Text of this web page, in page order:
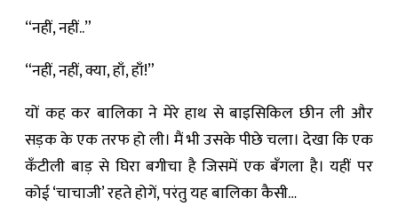
“नहीं, नहीं..”
“नहीं, नहीं, क्या, हाँ, हाँ!”
यों कह कर बालिका ने मेरे हाथ से बाइसिकिल छीन ली और
सड़क के एक तरफ हो ली। मैं भी उसके पीछे चला। देखा कि एक
कँटीली बाड़ से घिरा बगीचा है जिसमें एक बँगला है। यहीं पर
कोई ‘चाचाजी’ रहते होगें, परंतु यह बालिका कैसी…